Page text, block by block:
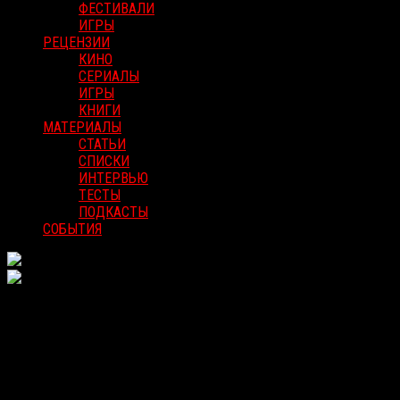
ФЕСТИВАЛИ
ИГРЫ
РЕЦЕНЗИИ
КИНО
СЕРИАЛЫ
ИГРЫ
КНИГИ
МАТЕРИАЛЫ
СТАТЬИ
СПИСКИ
ИНТЕРВЬЮ
ТЕСТЫ
ПОДКАСТЫ
СОБЫТИЯ